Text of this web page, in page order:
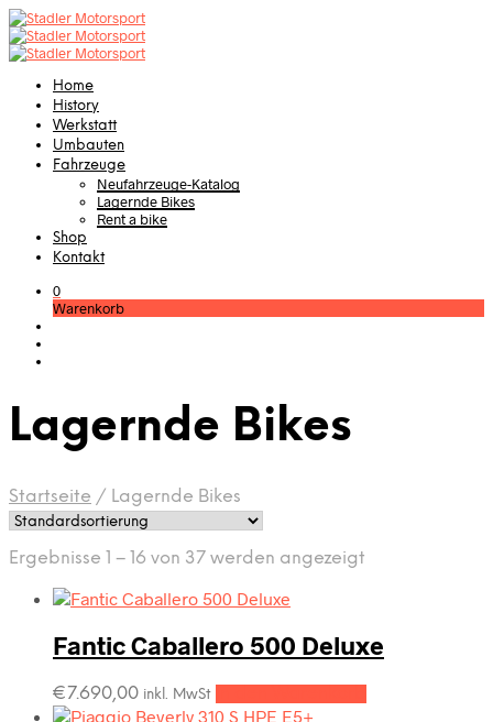
Home
History
Werkstatt
Umbauten
Fahrzeuge
Neufahrzeuge-Katalog
Lagernde Bikes
Rent a bike
Shop
Kontakt
0
Warenkorb
Lagernde Bikes
Startseite / Lagernde Bikes
Ergebnisse 1 – 16 von 37 werden angezeigt
Fantic Caballero 500 Deluxe
€7.690,00 inkl. MwSt